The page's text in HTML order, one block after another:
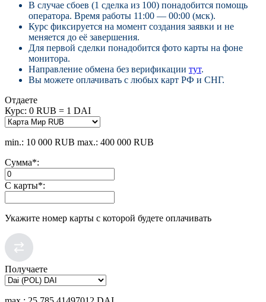
В случае сбоев (1 сделка из 100) понадобится помощь
оператора. Время работы 11:00 — 00:00 (мск).
Курс фиксируется на момент создания заявки и не
меняется до её завершения.
Для первой сделки понадобится фото карты на фоне
монитора.
Направление обмена без верификации тут.
Вы можете оплачивать с любых карт РФ и СНГ.
Отдаете
Курс: 0 RUB = 1 DAI
min.: 10 000 RUB max.: 400 000 RUB
Сумма*:
С карты*:
Укажите номер карты с которой будете оплачивать
Получаете